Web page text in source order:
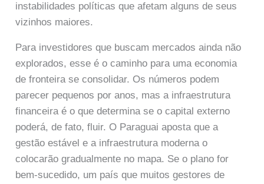
instabilidades políticas que afetam alguns de seus
vizinhos maiores.
Para investidores que buscam mercados ainda não
explorados, esse é o caminho para uma economia
de fronteira se consolidar. Os números podem
parecer pequenos por anos, mas a infraestrutura
financeira é o que determina se o capital externo
poderá, de fato, fluir. O Paraguai aposta que a
gestão estável e a infraestrutura moderna o
colocarão gradualmente no mapa. Se o plano for
bem-sucedido, um país que muitos gestores de